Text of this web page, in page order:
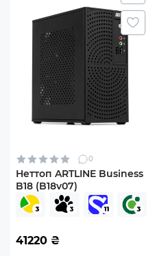
0
Неттоп ARTLINE Business
B18 (B18v07)
41220 ₴